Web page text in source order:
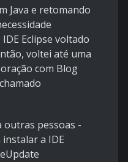
Java e retomando
Eclipse voltado
voltei até uma
com Blog
outras pessoas -
a IDE